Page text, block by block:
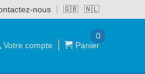
🇬🇧 🇳🇱
nous
Votre compte Panier
0